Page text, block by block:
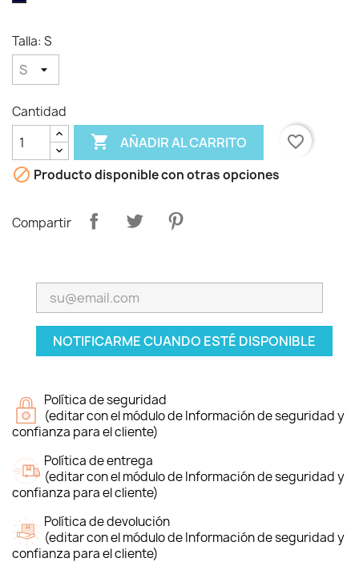
Talla: S
Cantidad
 AÑADIR AL CARRITO
favorite_border
 Producto disponible con otras opciones
Compartir
NOTIFICARME CUANDO ESTÉ DISPONIBLE
Política de seguridad
(editar con el módulo de Información de seguridad y
confianza para el cliente)
Política de entrega
(editar con el módulo de Información de seguridad y
confianza para el cliente)
Política de devolución
(editar con el módulo de Información de seguridad y
confianza para el cliente)